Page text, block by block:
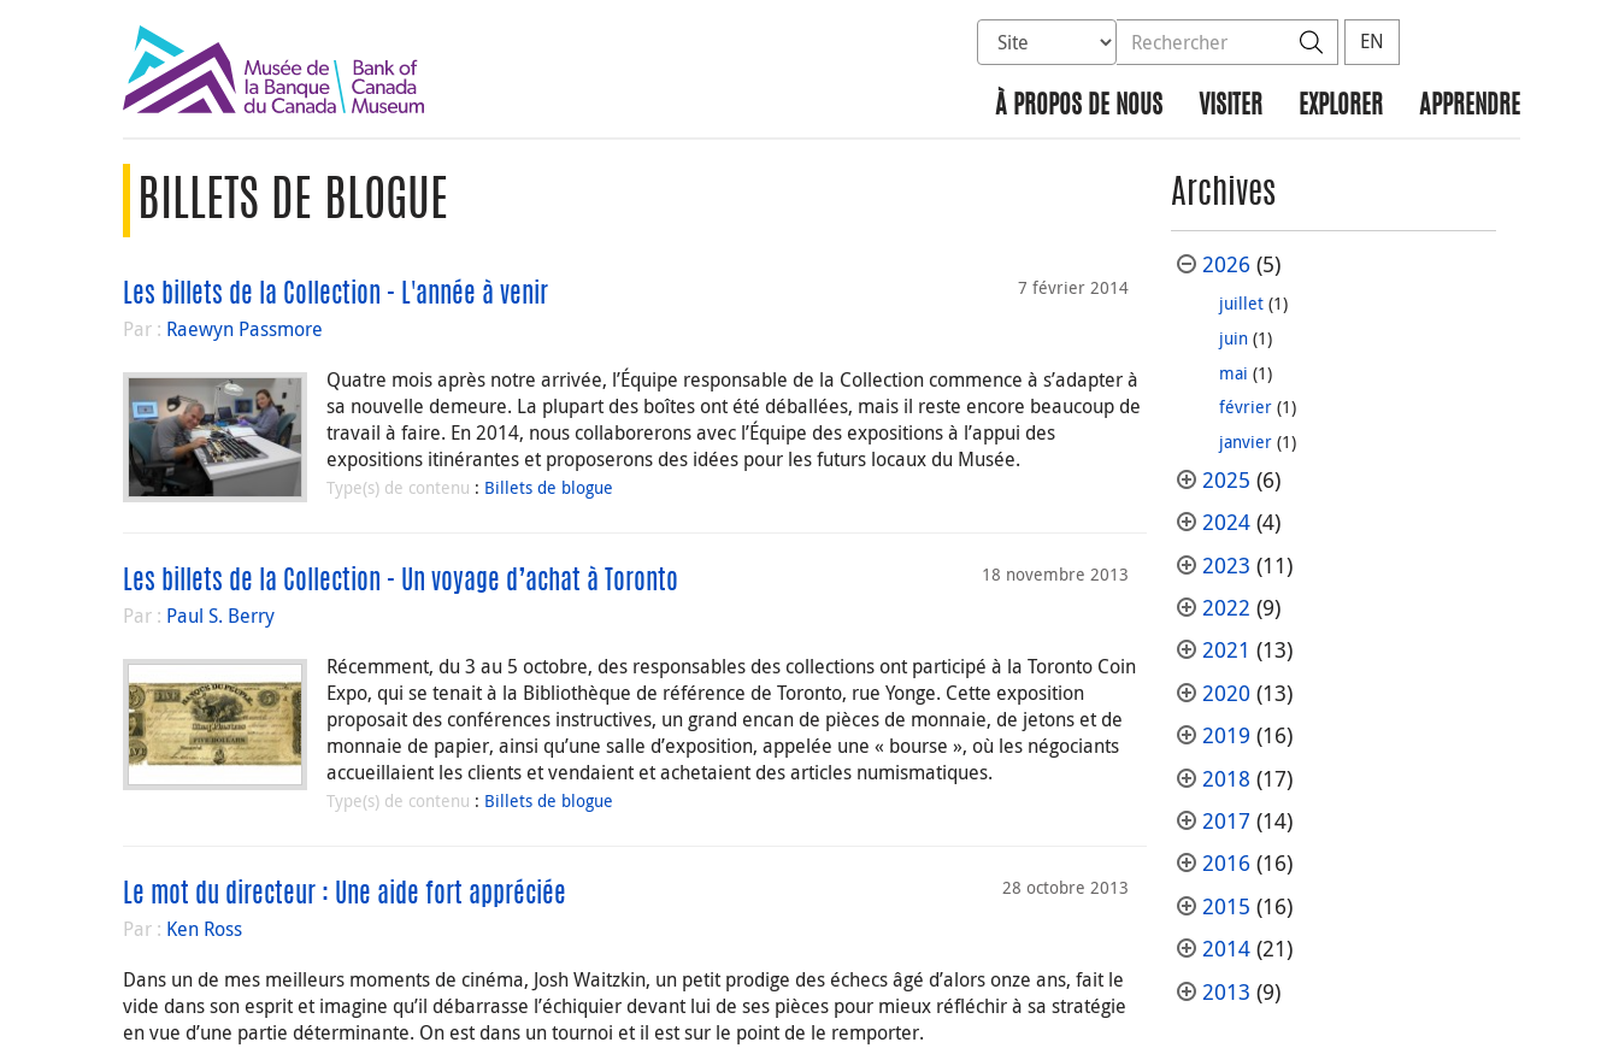
Sélectionnez la base de données à rechercher
Rechercher dans le site Rechercher
EN
À PROPOS DE NOUS VISITER EXPLORER APPRENDRE
BILLETS DE BLOGUE
7 février 2014
Les billets de la Collection - L'année à venir
Par : Raewyn Passmore
Quatre mois après notre arrivée, l’Équipe responsable de la Collection commence à s’adapter à
sa nouvelle demeure. La plupart des boîtes ont été déballées, mais il reste encore beaucoup de
travail à faire. En 2014, nous collaborerons avec l’Équipe des expositions à l’appui des
expositions itinérantes et proposerons des idées pour les futurs locaux du Musée.
Type(s) de contenu : Billets de blogue
18 novembre 2013
Les billets de la Collection - Un voyage d’achat à Toronto
Par : Paul S. Berry
Récemment, du 3 au 5 octobre, des responsables des collections ont participé à la Toronto Coin
Expo, qui se tenait à la Bibliothèque de référence de Toronto, rue Yonge. Cette exposition
proposait des conférences instructives, un grand encan de pièces de monnaie, de jetons et de
monnaie de papier, ainsi qu’une salle d’exposition, appelée une « bourse », où les négociants
accueillaient les clients et vendaient et achetaient des articles numismatiques.
Type(s) de contenu : Billets de blogue
28 octobre 2013
Le mot du directeur : Une aide fort appréciée
Par : Ken Ross
Dans un de mes meilleurs moments de cinéma, Josh Waitzkin, un petit prodige des échecs âgé d’alors onze ans, fait le
vide dans son esprit et imagine qu’il débarrasse l’échiquier devant lui de ses pièces pour mieux réfléchir à sa stratégie
en vue d’une partie déterminante. On est dans un tournoi et il est sur le point de le remporter.
Archives
2026 (5)
juillet(1)
juin(1)
mai (1)
février(1)
janvier(1)
2025 (6)
2024(4)
2023 (11)
2022 (9)
2021 (13)
2020 (13)
2019 (16)
2018 (17)
2017 (14)
2016 (16)
2015 (16)
2014(21)
2013 (9)